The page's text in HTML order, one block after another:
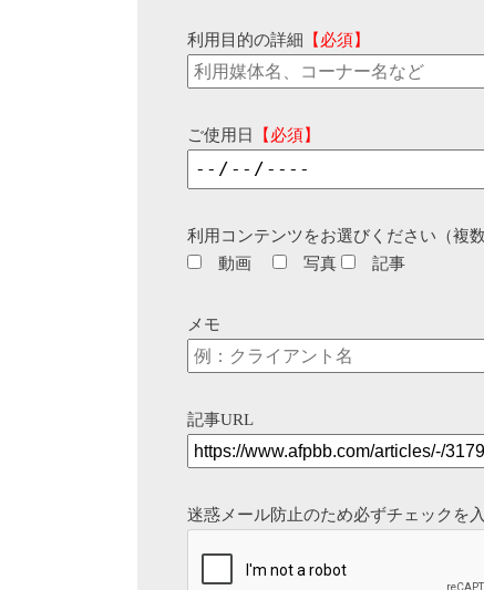
利用目的の詳細 【必須】
ご使用日 【必須】
利用コンテンツをお選びください（複数
動画
写真 記事
メモ
記事URL
迷惑メール防止のため必ずチェックを